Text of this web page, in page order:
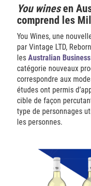
You winesen
comprend les
You Wines, une
par Vintage LTD,
les Australian
catégorie nouveaux
correspondre aux
études ont permis
cible de façon
type de personnages
les personnes.